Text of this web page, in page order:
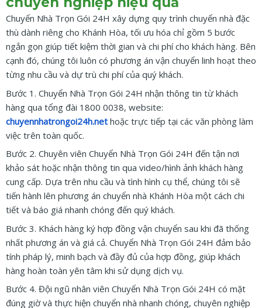
Chuyển Nhà Trọn Gói 24H xây dựng quy trình chuyển nhà đặc
thù dành riêng cho Khánh Hòa, tối ưu hóa chỉ gồm 5 bước
ngắn gọn giúp tiết kiệm thời gian và chi phí cho khách hàng. Bên
cạnh đó, chúng tôi luôn có phương án vận chuyển linh hoạt theo
từng nhu cầu và dự trù chi phí của quý khách.
Bước 1. Chuyển Nhà Trọn Gói 24H nhận thông tin từ khách
hàng qua tổng đài 1800 0038, website:
chuyennhatrongoi24h.net hoặc trực tiếp tại các văn phòng làm
việc trên toàn quốc.
Bước 2. Chuyên viên Chuyển Nhà Trọn Gói 24H đến tận nơi
khảo sát hoặc nhận thông tin qua video/hình ảnh khách hàng
cung cấp. Dựa trên nhu cầu và tình hình cụ thể, chúng tôi sẽ
tiến hành lên phương án chuyển nhà Khánh Hòa một cách chi
tiết và báo giá nhanh chóng đến quý khách.
Bước 3. Khách hàng ký hợp đồng vận chuyển sau khi đã thống
nhất phương án và giá cả. Chuyển Nhà Trọn Gói 24H đảm bảo
tính pháp lý, minh bạch và đầy đủ của hợp đồng, giúp khách
hàng hoàn toàn yên tâm khi sử dụng dịch vụ.
Bước 4. Đội ngũ nhân viên Chuyển Nhà Trọn Gói 24H có mặt
đúng giờ và thực hiện chuyển nhà nhanh chóng, chuyên nghiệp